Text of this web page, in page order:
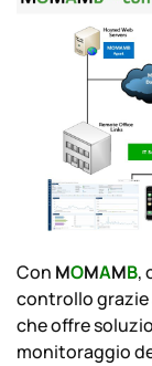
Con MOMAMB,
controllo grazie
che offre
monitoraggio